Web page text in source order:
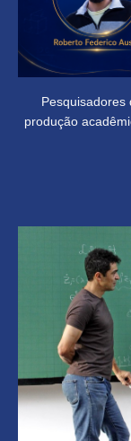
Pesquisadores
produção